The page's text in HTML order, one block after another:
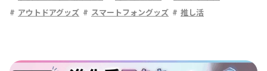
アウトドアグッズ
スマートフォングッズ 推し活